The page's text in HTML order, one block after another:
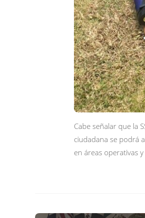
Cabe señalar que la
ciudadana se podrá
en áreas operativas